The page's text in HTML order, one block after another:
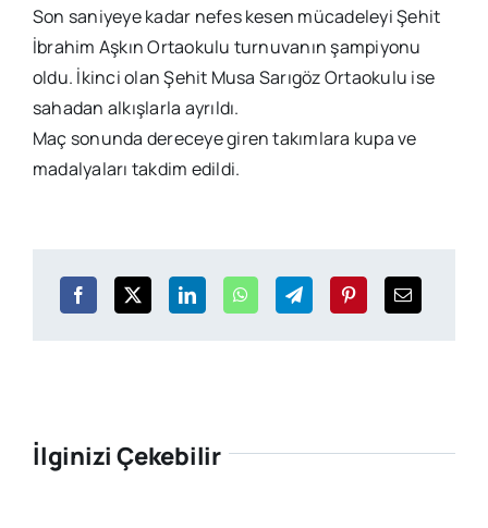
Son saniyeye kadar nefes kesen mücadeleyi Şehit
İbrahim Aşkın Ortaokulu turnuvanın şampiyonu
oldu. İkinci olan Şehit Musa Sarıgöz Ortaokulu ise
sahadan alkışlarla ayrıldı.
Maç sonunda dereceye giren takımlara kupa ve
madalyaları takdim edildi.
İlginizi Çekebilir